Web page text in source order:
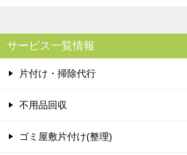
サービス一覧情報
片付け・掃除代行
不用品回収
ゴミ屋敷片付け(整理)